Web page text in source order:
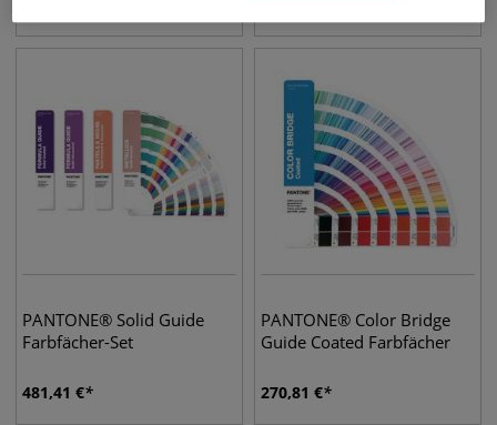
PANTONE® Solid Guide
Farbfächer-Set
481,41 €
PANTONE® Color Bridge
Guide Coated Farbfächer
270,81 €